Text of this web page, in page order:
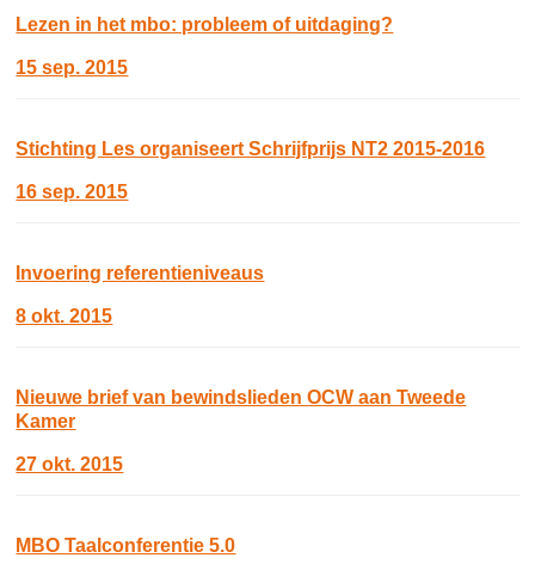
Lezen in het mbo: probleem of uitdaging?
15 sep. 2015
Stichting Les organiseert Schrijfprijs NT2 2015-2016
16 sep. 2015
Invoering referentieniveaus
8 okt. 2015
Nieuwe brief van bewindslieden OCW aan Tweede
Kamer
27 okt. 2015
MBO Taalconferentie 5.0